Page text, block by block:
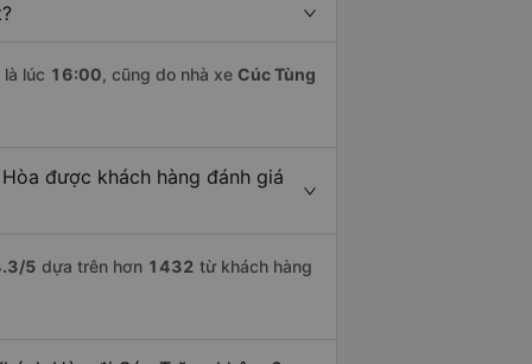
lúc 16:00, cũng do nhà xe Cúc Tùng
được khách hàng đánh giá
/5 dựa trên hơn 1432 từ khách hàng